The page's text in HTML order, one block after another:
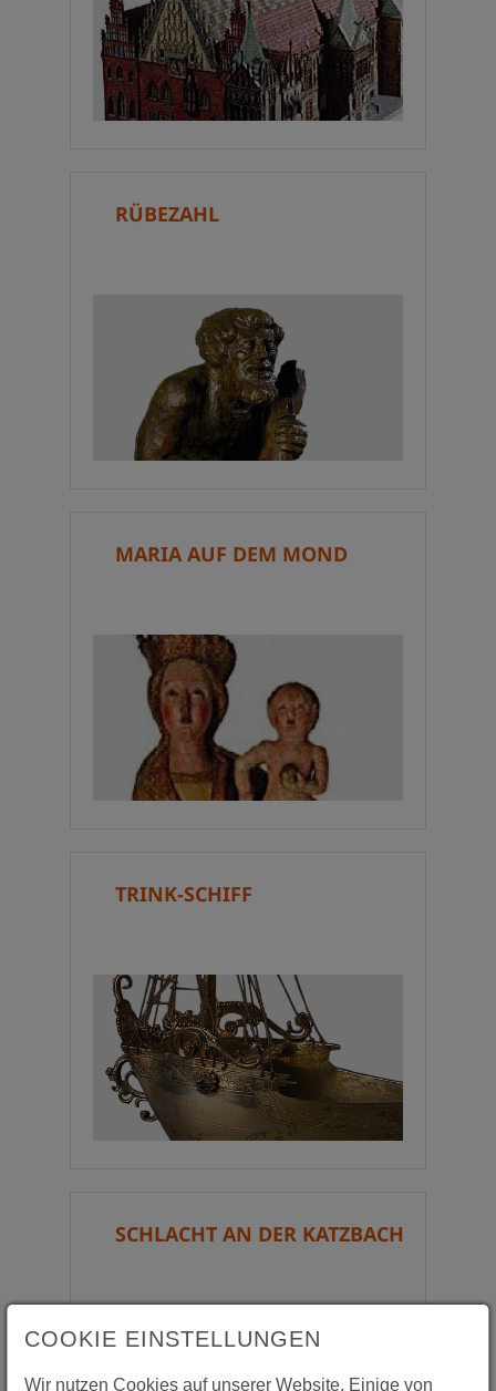
RÜBEZAHL
MARIA AUF DEM MOND
TRINK-SCHIFF
SCHLACHT AN DER KATZBACH
COOKIE EINSTELLUNGEN
Wir nutzen Cookies auf unserer Website. Einige von